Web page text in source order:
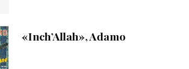
«Inch’Allah», Adamo